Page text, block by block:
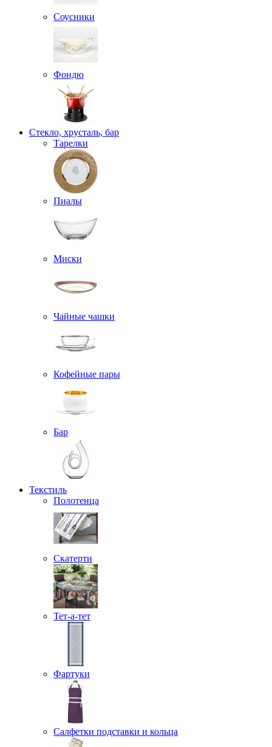
Соусники
Фондю
Стекло, хрусталь, бар
Тарелки
Пиалы
Миски
Чайные чашки
Кофейные пары
Бар
Текстиль
Полотенца
Скатерти
Тет-а-тет
Фартуки
Салфетки подставки и кольца